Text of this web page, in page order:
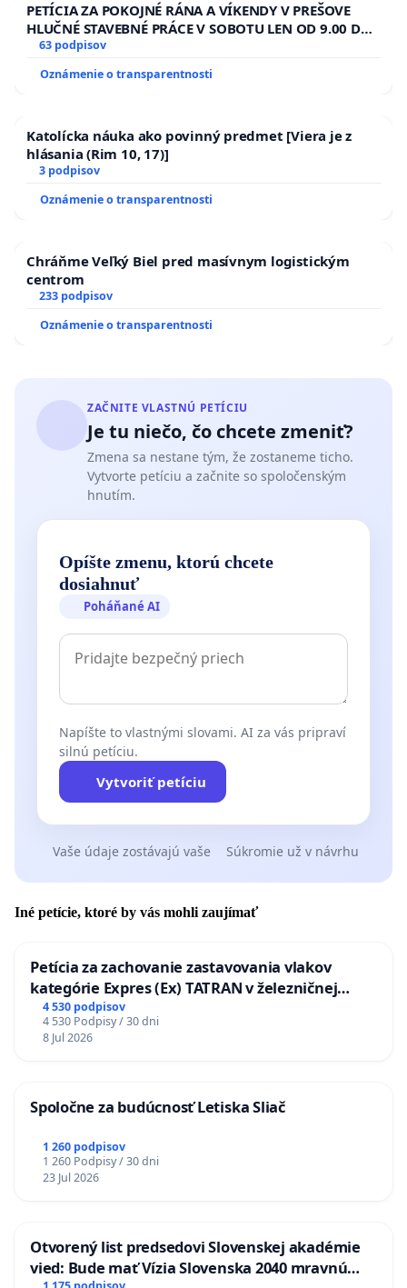
PETÍCIA ZA POKOJNÉ RÁNA A VÍKENDY V PREŠOVE
HLUČNÉ STAVEBNÉ PRÁCE V SOBOTU LEN OD 9.00 DO
13.00 HOD., CEZ PRACOVNÝ TÝŽDEŇ CIEĽ 8.00 – 18.00
HOD. A PRAVIDELNÁ KONTROLA STAVBY C-AREA NA
ĎUMBIERSKEJ/MAGU
63 podpisov
Oznámenie o transparentnosti
Katolícka náuka ako povinný predmet [Viera je z
hlásania (Rim 10, 17)]
3 podpisov
Oznámenie o transparentnosti
Chráňme Veľký Biel pred masívnym logistickým
centrom
233 podpisov
Oznámenie o transparentnosti
ZAČNITE VLASTNÚ PETÍCIU
Je tu niečo, čo chcete zmeniť?
Zmena sa nestane tým, že zostaneme ticho.
Vytvorte petíciu a začnite so spoločenským
hnutím.
Opíšte zmenu, ktorú chcete
dosiahnuť
Poháňané AI
Napíšte to vlastnými slovami. AI za vás pripraví
silnú petíciu.
Vytvoriť petíciu
Vaše údaje zostávajú vaše Súkromie už v návrhu
Iné petície, ktoré by vás mohli zaujímať
Petícia za zachovanie zastavovania vlakov
kategórie Expres (Ex) TATRAN v železničnej
stanici Púchov
4 530 podpisov
4 530 Podpisy / 30 dni
8 Jul 2026
Spoločne za budúcnosť Letiska Sliač
1 260 podpisov
1 260 Podpisy / 30 dni
23 Jul 2026
Otvorený list predsedovi Slovenskej akadémie
vied: Bude mať Vízia Slovenska 2040 mravnú